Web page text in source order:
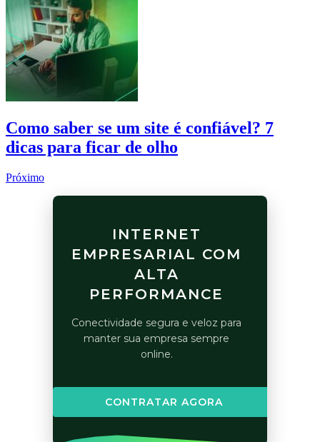
Como saber se um site é confiável? 7
dicas para ficar de olho
Próximo
INTERNET
EMPRESARIAL COM
ALTA
PERFORMANCE
Conectividade segura e veloz para
manter sua empresa sempre
online.
CONTRATAR AGORA